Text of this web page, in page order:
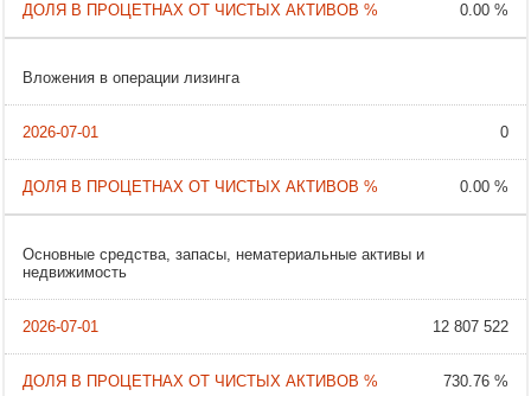
0.00 %
Вложения в операции лизинга
0
0.00 %
Основные средства, запасы, нематериальные активы и
недвижимость
12 807 522
730.76 %